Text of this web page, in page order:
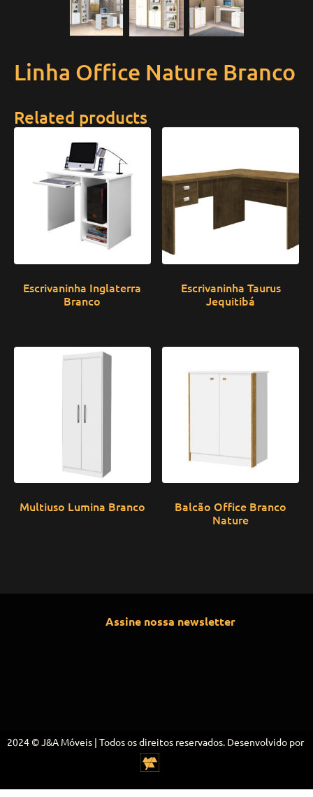
Linha Office Nature Branco
Related products
Escrivaninha Inglaterra
Branco
Escrivaninha Taurus
Jequitibá
Multiuso Lumina Branco
Balcão Office Branco
Nature
Assine nossa newsletter
2024 © J&A Móveis | Todos os direitos reservados. Desenvolvido por